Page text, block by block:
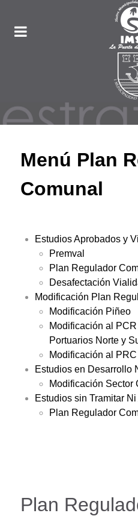
Menú Plan
Comunal
Estudios Aprobados y
Premval
Plan Regulador
Desafectación
Modificación Plan
Modificación Piñeo
Modificación al
Portuarios Norte y
Modificación al
Estudios en Desarrollo
Modificación Sector
Estudios sin Tramitar
Plan Regulador
Plan